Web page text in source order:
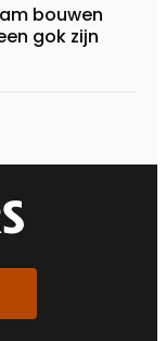
bouwen
gok zijn